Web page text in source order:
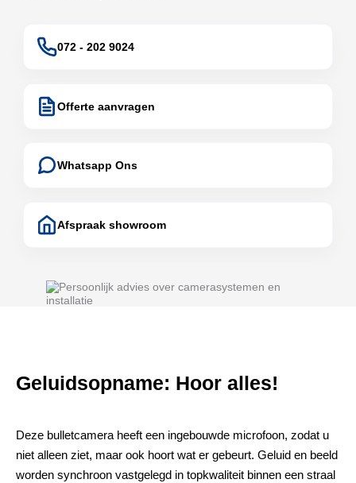
072 - 202 9024
Offerte aanvragen
Whatsapp Ons
Afspraak showroom
Geluidsopname: Hoor alles!
Deze bulletcamera heeft een ingebouwde microfoon, zodat u
niet alleen ziet, maar ook hoort wat er gebeurt. Geluid en beeld
worden synchroon vastgelegd in topkwaliteit binnen een straal